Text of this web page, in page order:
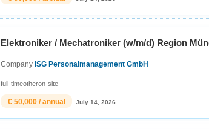
Elektroniker / Mechatroniker (w/m/d) Region
CompanyISG Personalmanagement GmbH
full-timeotheron-site
€ 50,000 / annual July 14, 2026